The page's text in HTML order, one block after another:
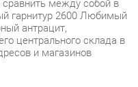
Нет
Нет